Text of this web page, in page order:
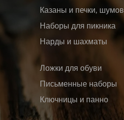
Казаны и печки,
Наборы для пикника
Нарды и шахматы
Ложки для обуви
Письменные наборы
Ключницы и панно